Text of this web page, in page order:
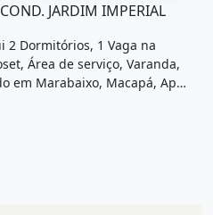
JARDIM IMPERIAL
2 Dormitórios, 1 Vaga na
Área de serviço, Varanda,
em Marabaixo, Macapá, Ap